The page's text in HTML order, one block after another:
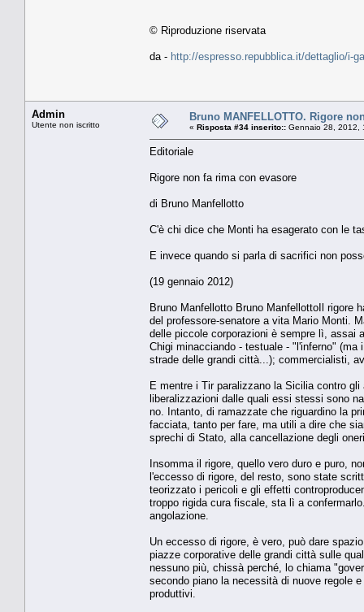
© Riproduzione riservata
da - http://espresso.repubblica.it/dettaglio/i-
Admin
Utente non iscritto
Bruno MANFELLOTTO. Rigore
« Risposta #34 inserito:: Gennaio 28, 2012,
Editoriale
Rigore non fa rima con evasore
di Bruno Manfellotto
C'è chi dice che Monti ha esagerato con le
E invece quando si parla di sacrifici non
(19 gennaio 2012)
Bruno Manfellotto Bruno ManfellottoIl rigore
del professore-senatore a vita Mario Monti.
delle piccole corporazioni è sempre lì, assai
Chigi minacciando - testuale - "l'inferno"
strade delle grandi città...); commercialisti,
E mentre i Tir paralizzano la Sicilia contro
liberalizzazioni dalle quali essi stessi sono
no. Intanto, di ramazzate che riguardino la
facciata, tanto per fare, ma utili a dire che
sprechi di Stato, alla cancellazione degli
Insomma il rigore, quello vero duro e puro,
l'eccesso di rigore, del resto, sono state
teorizzato i pericoli e gli effetti
troppo rigida cura fiscale, sta lì a
angolazione.
Un eccesso di rigore, è vero, può dare
piazze corporative delle grandi città sulle
nessuno più, chissà perché, lo chiama
secondo piano la necessità di nuove regole
produttivi.